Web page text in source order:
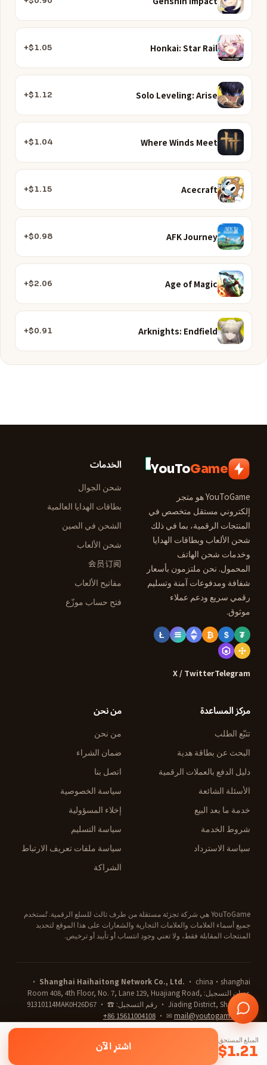
المبلغ المستحق
$1.21 اشترِ الآن
Honkai: Star Rail
$1.05+
Solo Leveling: Arise
$1.12+
Where Winds Meet
$1.04+
Acecraft
$1.15+
AFK Journey
$0.98+
Age of Magic
$2.06+
Arknights: Endfield
$0.91+
YouToGame
YouToGame هو متجر
إلكتروني مستقل متخصص في
المنتجات الرقمية، بما في ذلك
شحن الألعاب وبطاقات الهدايا
وخدمات شحن الهاتف
المحمول. نحن ملتزمون بأسعار
شفافة ومدفوعات آمنة وتسليم
رقمي سريع ودعم عملاء
موثوق.
₮
$
₿
Ł
Telegram
X / Twitter
الخدمات
شحن الجوال
بطاقات الهدايا العالمية
الشحن في الصين
شحن الألعاب
会员订阅
مفاتيح الألعاب
فتح حساب موزّع
مركز المساعدة
تتبّع الطلب
البحث عن بطاقة هدية
دليل الدفع بالعملات الرقمية
الأسئلة الشائعة
خدمة ما بعد البيع
شروط الخدمة
سياسة الاسترداد
من نحن
من نحن
ضمان الشراء
اتصل بنا
سياسة الخصوصية
إخلاء المسؤولية
سياسة التسليم
سياسة ملفات تعريف الارتباط
الشراكة
YouToGame هي شركة تجزئة مستقلة من طرف ثالث للسلع الرقمية. تُستخدم
جميع أسماء العلامات والعلامات التجارية والشعارات على هذا الموقع لتحديد
المنتجات المقابلة فقط، ولا تعني وجود انتساب أو تأييد أو ترخيص.
Shanghai Haihaitong Network Co., Ltd.
· china·shanghai ·
عنوان التسجيل: Room 408, 4th Floor, No. 7, Lane 129, Huajiang Road,
Jiading District, Shanghai · رقم التسجيل: 91310114MAK0H26D67 · ☎
+86 15611004108 · ✉ mail@youtogame.com
© 2026 YouToGame ·
🔒 محمي بـ SSL
⛓ الدفع بالعملات الرقمية✓ دعم على مدار الساعة
انقر قائمة ⋮ (أعلى اليمين)، ثم «تثبيت التطبيق /